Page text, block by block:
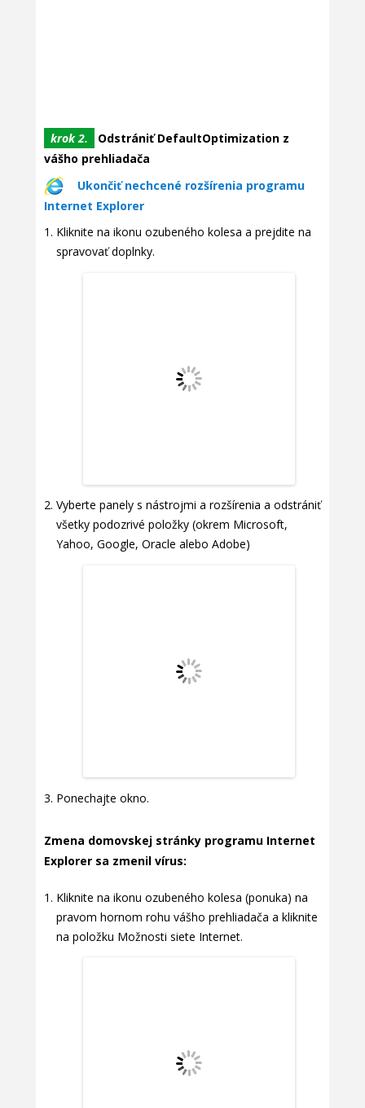
krok 2.
Odstrániť DefaultOptimization z
vášho prehliadača
Ukončiť nechcené rozšírenia programu
Internet Explorer
Kliknite na ikonu ozubeného kolesa a prejdite na
spravovať doplnky.
Vyberte panely s nástrojmi a rozšírenia a odstrániť
všetky podozrivé položky (okrem Microsoft,
Yahoo, Google, Oracle alebo Adobe)
Ponechajte okno.
Zmena domovskej stránky programu Internet
Explorer sa zmenil vírus:
Kliknite na ikonu ozubeného kolesa (ponuka) na
pravom hornom rohu vášho prehliadača a kliknite
na položku Možnosti siete Internet.